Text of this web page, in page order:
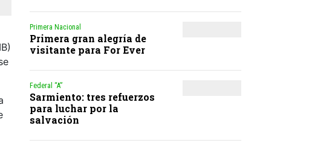
Primera Nacional
Primera gran alegría de
visitante para For Ever
Federal “A”
Sarmiento: tres refuerzos
para luchar por la
salvación